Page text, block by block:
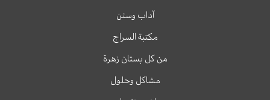
آداب وسنن
مكتبة السراج
من كل بستان زهرة
مشاكل وحلول